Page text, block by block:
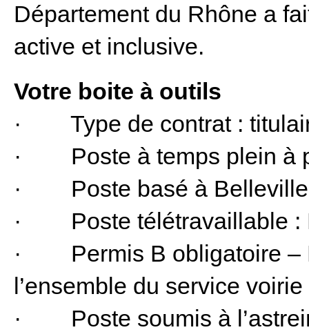
Département du Rhône a
active et inclusive.
Votre boite à outils
· Type de contrat :
· Poste à temps plein à
· Poste basé à
· Poste télétravaillable :
· Permis B obligatoire –
l’ensemble du service voirie
· Poste soumis à